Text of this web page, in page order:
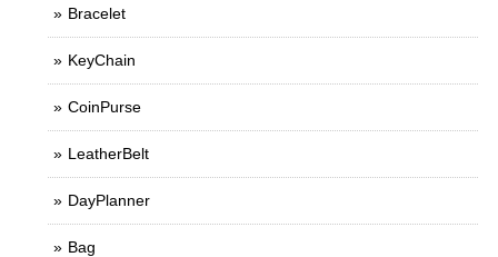
Bracelet
KeyChain
CoinPurse
LeatherBelt
DayPlanner
Bag